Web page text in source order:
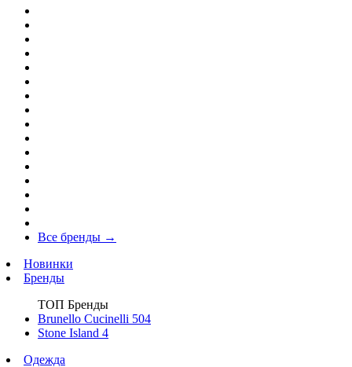
Все бренды →
Новинки
Бренды
ТОП Бренды
Brunello Cucinelli 504
Stone Island 4
Одежда